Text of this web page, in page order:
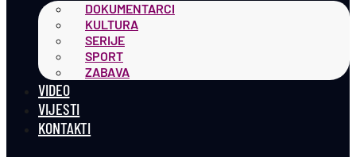
DOKUMENTARCI
KULTURA
SERIJE
SPORT
ZABAVA
VIDEO
VIJESTI
KONTAKTI